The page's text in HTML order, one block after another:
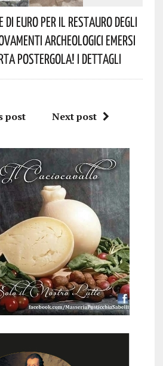
Euro Per Il Restauro Degli
Archeologici Emersi
Postergola! I Dettagli
post Next post